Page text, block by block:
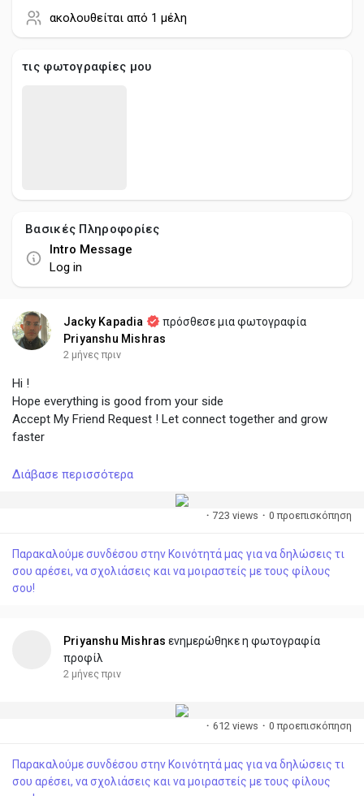
Developers
Social Networth OS
Global News
Talkfever App
ακολουθείται από 1 μέλη
τις φωτογραφίες μου
Βασικές Πληροφορίες
Intro Message
Log in
Jacky Kapadia
πρόσθεσε μια φωτογραφία
Priyanshu Mishras
2 μήνες πριν
Hi !
Hope everything is good from your side
Accept My Friend Request ! Let connect together and grow
faster
#growtogether
Διάβασε περισσότερα
· 723 views · 0 προεπισκόπηση
Παρακαλούμε συνδέσου στην Κοινότητά μας για να δηλώσεις τι
σου αρέσει, να σχολιάσεις και να μοιραστείς με τους φίλους
σου!
Priyanshu Mishras ενημερώθηκε η φωτογραφία
προφίλ
2 μήνες πριν
· 612 views · 0 προεπισκόπηση
Παρακαλούμε συνδέσου στην Κοινότητά μας για να δηλώσεις τι
σου αρέσει, να σχολιάσεις και να μοιραστείς με τους φίλους